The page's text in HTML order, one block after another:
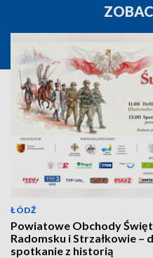
ŁÓDŹ
Powiatowe Obchody
Radomsku i Strzałkowie
spotkanie z historią